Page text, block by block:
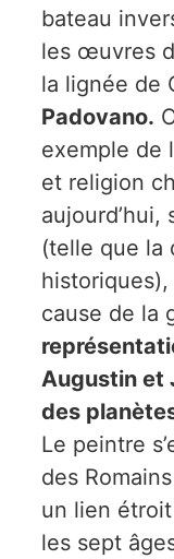
bateau
les œuvres
la lignée de
Padovano.
exemple de
et religion
aujourd’hui,
(telle que la
historiques),
cause de la
Augustin et
des
Le peintre
des
un lien
les sept